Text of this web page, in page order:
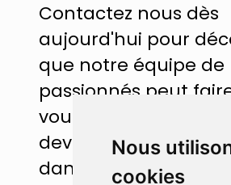
Nous
cookies
Contactez nous dès
aujourd'hui pour
que notre équipe de
passionnés peut
vous. Demandez
devis gratuit pour
dans la région de